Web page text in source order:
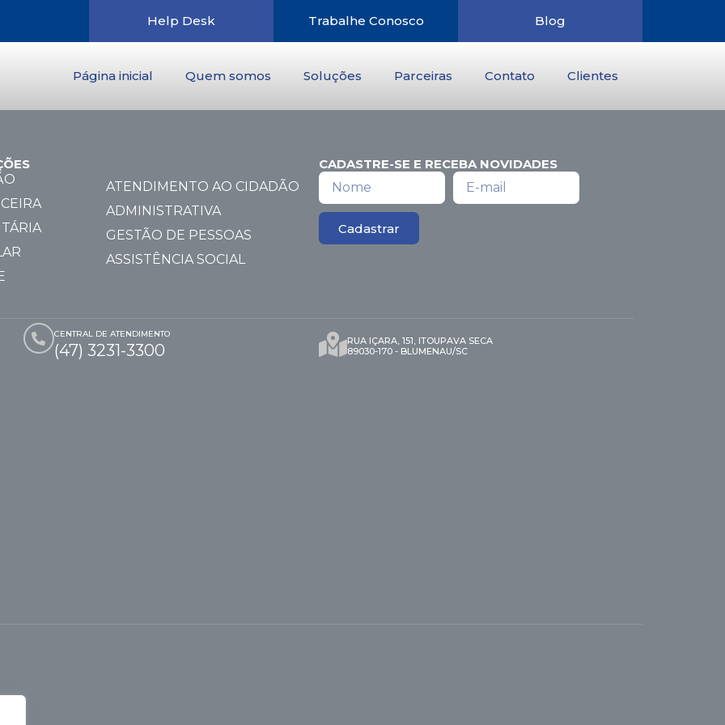
Help Desk Trabalhe Conosco Blog
Página inicial Quem somos Soluções Parceiras Contato Clientes
ATENDIMENTO AO CIDADÃO
ADMINISTRATIVA
GESTÃO DE PESSOAS
ASSISTÊNCIA SOCIAL
CADASTRE-SE E RECEBA NOVIDADES
Cadastrar
CENTRAL DE ATENDIMENTO
(47) 3231-3300
RUA IÇARA, 151, ITOUPAVA SECA
89030-170 - BLUMENAU/SC